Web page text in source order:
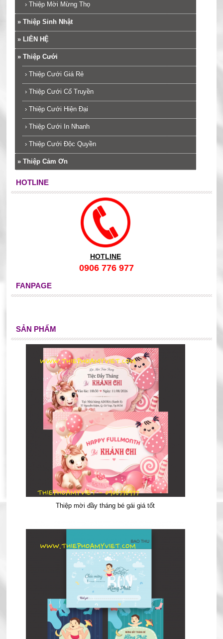
› Thiệp Mời Mừng Thọ
» Thiệp Sinh Nhật
» LIÊN HỆ
» Thiệp Cưới
› Thiệp Cưới Giá Rẻ
› Thiệp Cưới Cổ Truyền
› Thiệp Cưới Hiện Đại
› Thiệp Cưới In Nhanh
› Thiệp Cưới Độc Quyền
» Thiệp Cảm Ơn
HOTLINE
HOTLINE
0906 776 977
FANPAGE
SẢN PHẨM
Thiệp mời đầy tháng bé gái giá tốt